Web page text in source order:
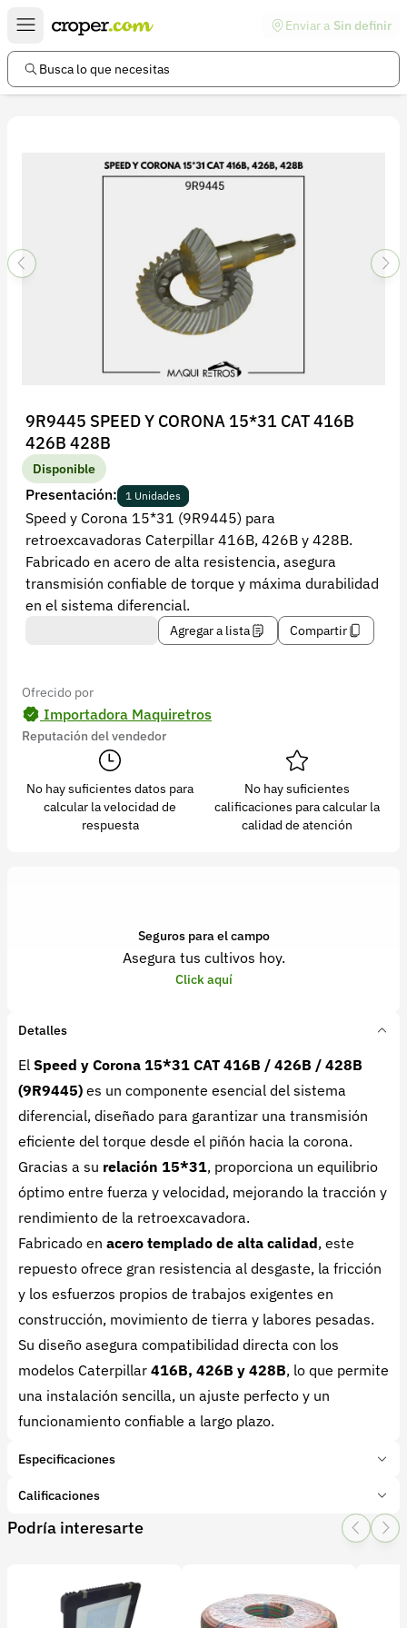
Enviar a Sin definir
Busca lo que necesitas
9R9445 SPEED Y CORONA 15*31 CAT 416B
426B 428B
Disponible
Presentación: 1 Unidades
Speed y Corona 15*31 (9R9445) para
retroexcavadoras Caterpillar 416B, 426B y 428B.
Fabricado en acero de alta resistencia, asegura
transmisión confiable de torque y máxima durabilidad
en el sistema diferencial.
Agregar a lista Compartir
Ofrecido por
Importadora Maquiretros
Reputación del vendedor
No hay suficientes datos para
calcular la velocidad de
respuesta
No hay suficientes
calificaciones para calcular la
calidad de atención
Seguros para el campo
Asegura tus cultivos hoy.
Click aquí
Detalles
El Speed y Corona 15*31 CAT 416B / 426B / 428B
(9R9445) es un componente esencial del sistema
diferencial, diseñado para garantizar una transmisión
eficiente del torque desde el piñón hacia la corona.
Gracias a su relación 15*31, proporciona un equilibrio
óptimo entre fuerza y velocidad, mejorando la tracción y
rendimiento de la retroexcavadora.
Fabricado en acero templado de alta calidad, este
repuesto ofrece gran resistencia al desgaste, la fricción
y los esfuerzos propios de trabajos exigentes en
construcción, movimiento de tierra y labores pesadas.
Su diseño asegura compatibilidad directa con los
modelos Caterpillar 416B, 426B y 428B, lo que permite
una instalación sencilla, un ajuste perfecto y un
funcionamiento confiable a largo plazo.
Especificaciones
Marca:
CAT
Tipo de producto:Insumo
Características adicionales
9R9445
Calificaciones
1 Star
2 Star
3 Star4 Star
0 calificaciones
Podría interesarte
Enlaces de interés
Preguntas frecuentes
Información legal
Política de privacidad
Recuperar contraseña
Contacto
Soporte
+57 323 2931928
contacto@croper.com
© 2026 Croper.com Todos los derechos reservados